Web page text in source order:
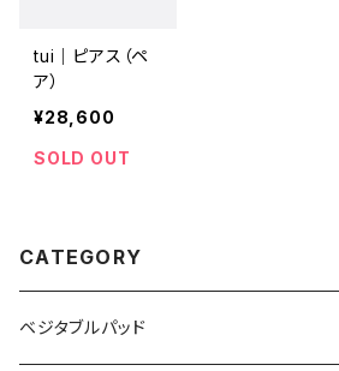
tui｜ピアス（ペ
ア）
¥28,600
SOLD OUT
CATEGORY
ベジタブルパッド